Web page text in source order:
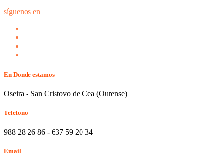
síguenos en
En Donde estamos
Oseira - San Cristovo de Cea (Ourense)
Teléfono
988 28 26 86 - 637 59 20 34
Email